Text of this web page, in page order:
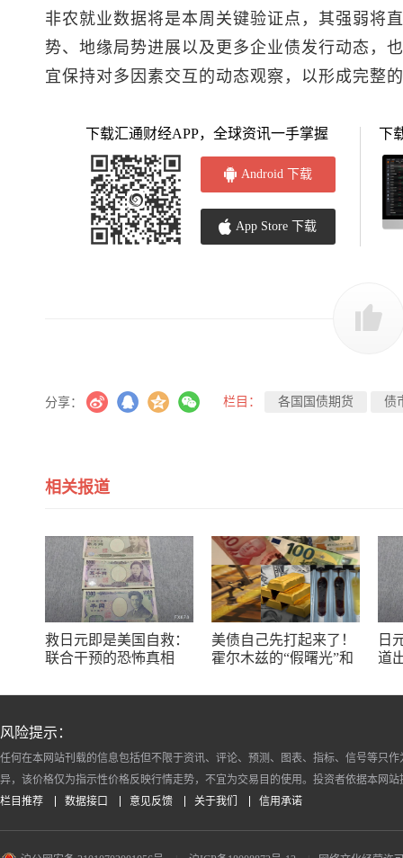
非农就业数据将是本周关键验证点，其强弱将
势、地缘局势进展以及更多企业债发行动态，
宜保持对多因素交互的动态观察，以形成完整
下载汇通财经APP，全球资讯一手掌握
Android 下载
App Store 下载
下
分享： 栏目： 各国国债期货 债
相关报道
救日元即是美国自救：
联合干预的恐怖真相
美债自己先打起来了！
霍尔木兹的“假曙光”和
日
道
风险提示：
任何在本网站刊载的信息包括但不限于资讯、评论、预测、图表、指标、信号等只
异，该价格仅为指示性价格反映行情走势，不宜为交易目的使用。投资者依据本网
栏目推荐
数据接口 意见反馈 关于我们 信用承诺